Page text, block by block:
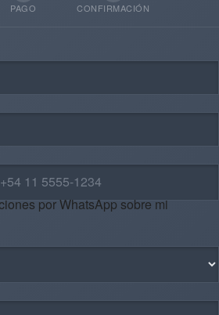
PAGO CONFIRMACIÓN
por WhatsApp sobre mi